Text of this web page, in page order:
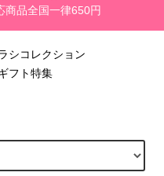
商品全国一律650円
シコレクション
フト特集